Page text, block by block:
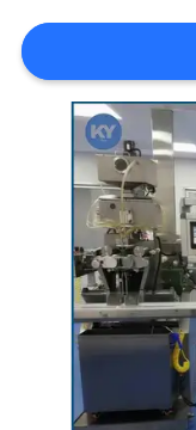
SITEMAP
PRIVACY
POLICY